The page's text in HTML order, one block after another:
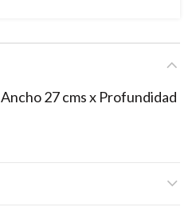
Ancho 27 cms x Profundidad